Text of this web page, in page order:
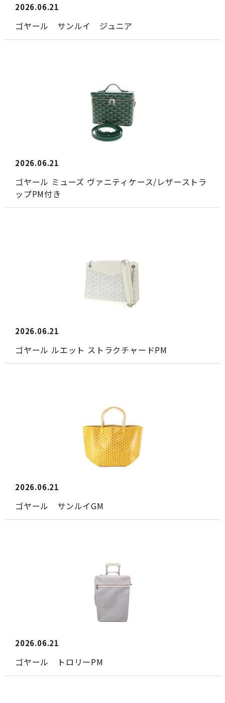
2026.06.21
ゴヤール サンルイ ジュニア
2026.06.21
ゴヤール ミューズ ヴァニティケース/レザーストラ
ップPM付き
2026.06.21
ゴヤール ルエット ストラクチャードPM
2026.06.21
ゴヤール サンルイGM
2026.06.21
ゴヤール トロリーPM